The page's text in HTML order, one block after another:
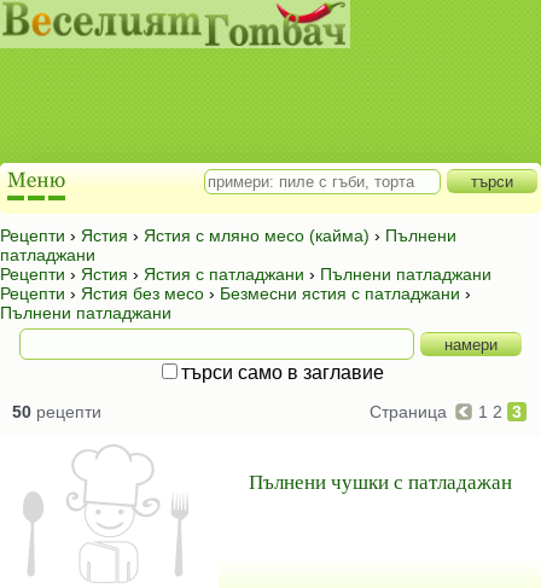
Рецепти › Ястия › Ястия с мляно месо (кайма) › Пълнени
патладжани
Рецепти › Ястия › Ястия с патладжани › Пълнени патладжани
Рецепти › Ястия без месо › Безмесни ястия с патладжани ›
Пълнени патладжани
търси само в заглавие
50 рецепти Страница 1 2 3
Пълнени чушки с патладажан